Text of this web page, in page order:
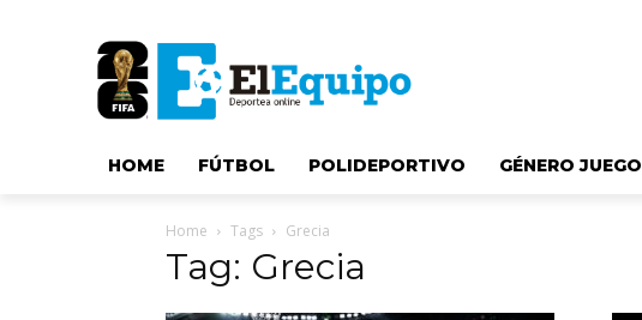
HOME FÚTBOL POLIDEPORTIVO GÉNERO JUEGO
Home Tags Grecia
Tag: Grecia